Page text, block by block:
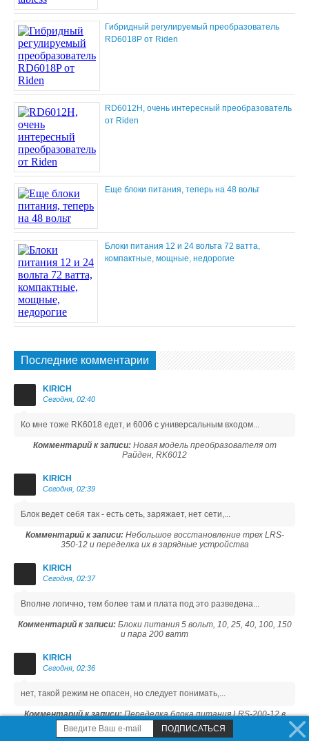
Гибридный регулируемый преобразователь
RD6018P от Riden
RD6012H, очень интересный преобразователь
от Riden
Еще блоки питания, теперь на 48 вольт
Блоки питания 12 и 24 вольта 72 ватта,
компактные, мощные, недорогие
Последние комментарии
KIRICH
Сегодня, 02:40
Ко мне тоже RK6018 едет, и 6006 с универсальным входом...
Комментарий к записи:Новая модель преобразователя от
Райден, RK6012
KIRICH
Сегодня, 02:39
Блок ведет себя так - есть сеть, заряжает, нет сети,...
Комментарий к записи:Небольшое восстановление трех LRS-
350-12 и переделка их в зарядные устройства
KIRICH
Сегодня, 02:37
Вполне логично, тем более там и плата под это разведена...
Комментарий к записи:Блоки питания 5 вольт, 10, 25, 40, 100, 150
и пара 200 ватт
KIRICH
Сегодня, 02:36
нет, такой режим не опасен, но следует понимать,...
Комментарий к записи:Переделка блока питания LRS-200-12 в
зарядное с корректным режимом заряда